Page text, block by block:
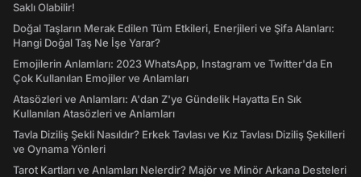
Saklı Olabilir!
Doğal Taşların Merak Edilen Tüm Etkileri, Enerjileri ve Şifa Alanları:
Hangi Doğal Taş Ne İşe Yarar?
Emojilerin Anlamları: 2023 WhatsApp, Instagram ve Twitter'da En
Çok Kullanılan Emojiler ve Anlamları
Atasözleri ve Anlamları: A'dan Z'ye Gündelik Hayatta En Sık
Kullanılan Atasözleri ve Anlamları
Tavla Diziliş Şekli Nasıldır? Erkek Tavlası ve Kız Tavlası Diziliş Şekilleri
ve Oynama Yönleri
Tarot Kartları ve Anlamları Nelerdir? Majör ve Minör Arkana Desteleri